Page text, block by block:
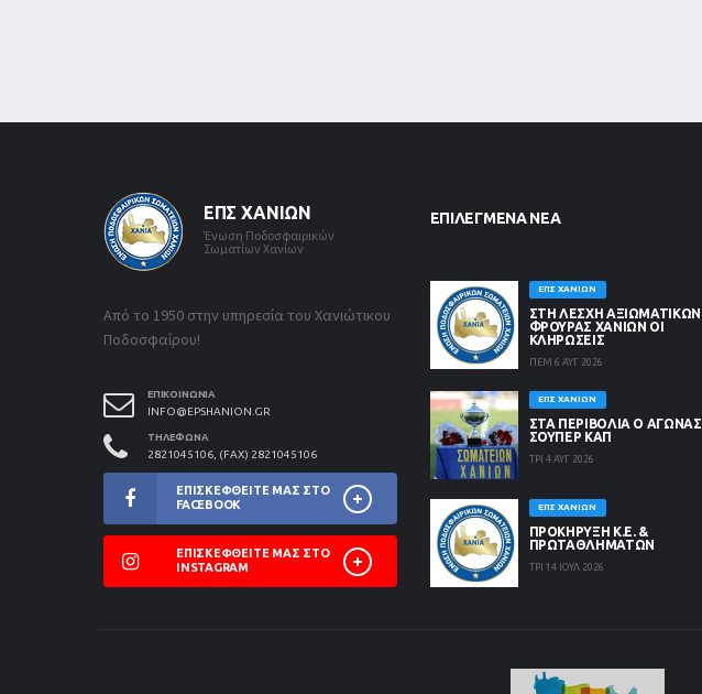
ΕΠΣ ΧΑΝΊΩΝ
Ένωση Ποδοσφαιρικών
Σωματίων Χανίων
Από το 1950 στην υπηρεσία του Χανιώτικου
Ποδοσφαίρου!
ΕΠΙΚΟΙΝΩΝΊΑ
INFO@EPSHANION.GR
ΤΗΛΈΦΩΝΑ
2821045106, (FAX) 2821045106
ΕΠΙΣΚΕΦΘΕΊΤΕ ΜΑΣ ΣΤΟ
FACEBOOK
ΕΠΙΣΚΕΦΘΕΊΤΕ ΜΑΣ ΣΤΟ
INSTAGRAM
ΕΠΙΛΕΓΜΈΝΑ ΝΈΑ
ΕΠΣ ΧΑΝΊΩΝ
ΣΤΗ ΛΈΣΧΗ ΑΞΙΩΜΑΤΙΚΏΝ
ΦΡΟΥΡΆΣ ΧΑΝΊΩΝ ΟΙ
ΚΛΗΡΏΣΕΙΣ
ΠΕΜ 6 ΑΥΓ 2026
ΕΠΣ ΧΑΝΊΩΝ
ΣΤΑ ΠΕΡΙΒΟΛΙΑ Ο ΑΓΩΝΑΣ
ΣΟΥΠΕΡ ΚΑΠ
ΤΡΙ 4 ΑΥΓ 2026
ΕΠΣ ΧΑΝΊΩΝ
ΠΡΟΚΗΡΥΞΗ Κ.Ε. &
ΠΡΩΤΑΘΛΗΜΑΤΩΝ
ΤΡΙ 14 ΙΟΥΛ 2026